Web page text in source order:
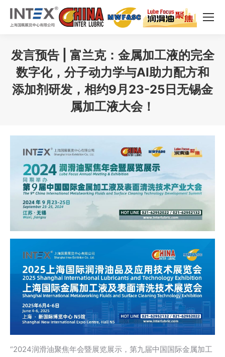
发言预告 | 富兰克：金属加工液的完全
数字化，分子动力学与AI助力配方和
添加剂研发，相约9月23-25日无锡金
属加工液大会！
“2024润滑油聚焦年会暨展览展示，第九届中国国际金属加工